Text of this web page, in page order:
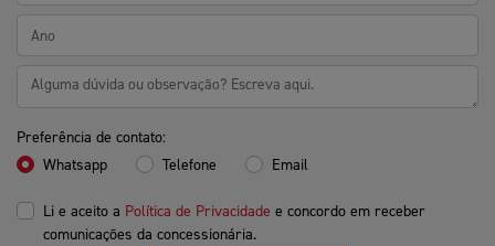
Preferência de contato:
Whatsapp
Telefone Email
Li e aceito a Política de Privacidade e concordo em receber
comunicações da concessionária.